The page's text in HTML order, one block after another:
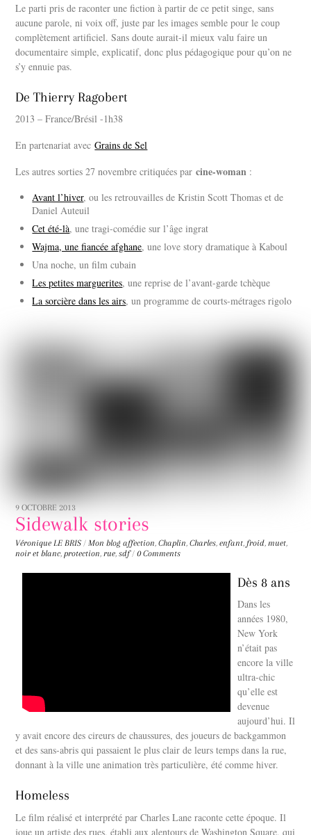
Le parti pris de raconter une fiction à partir de ce petit singe, sans
aucune parole, ni voix off, juste par les images semble pour le coup
complètement artificiel. Sans doute aurait-il mieux valu faire un
documentaire simple, explicatif, donc plus pédagogique pour qu’on ne
s’y ennuie pas.
De Thierry Ragobert
2013 – France/Brésil -1h38
En partenariat avecGrains de Sel
Les autres sorties 27 novembre critiquées parcine-woman :
Avant l’hiver, ou les retrouvailles de Kristin Scott Thomas et de
Daniel Auteuil
Cet été-là, une tragi-comédie sur l’âge ingrat
Wajma, une fiancée afghane, une love story dramatique à Kaboul
Una noche, un film cubain
Les petites marguerites, une reprise de l’avant-garde tchèque
La sorcière dans les airs, un programme de courts-métrages rigolo
9 OCTOBRE 2013
Sidewalk stories
Véronique LE BRIS / Mon blog affection,Chaplin,Charles,enfant, froid, muet,
noir et blanc, protection, rue,sdf / 0 Comments
Dès 8 ans
Dans les
années 1980,
New York
n’était pas
encore la ville
ultra-chic
qu’elle est
devenue
aujourd’hui. Il
y avait encore des cireurs de chaussures, des joueurs de backgammon
et des sans-abris qui passaient le plus clair de leurs temps dans la rue,
donnant à la ville une animation très particulière, été comme hiver.
Homeless
Le film réalisé et interprété par Charles Lane raconte cette époque. Il
joue un artiste des rues, établi aux alentours de Washington Square, qui